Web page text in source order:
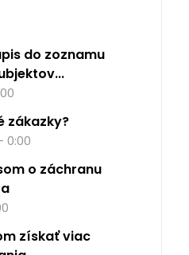
do zoznamu
zákazky?
0:00
o záchranu
získať viac